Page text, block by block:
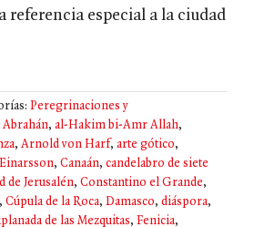
referencia especial a la ciudad
Peregrinaciones y
Abrahán, al-Hakim bi-Amr Allah,
, Arnold von Harf, arte gótico,
, Canaán, candelabro de siete
de Jerusalén, Constantino el Grande,
, Cúpula de la Roca, Damasco, diáspora,
de las Mezquitas, Fenicia,